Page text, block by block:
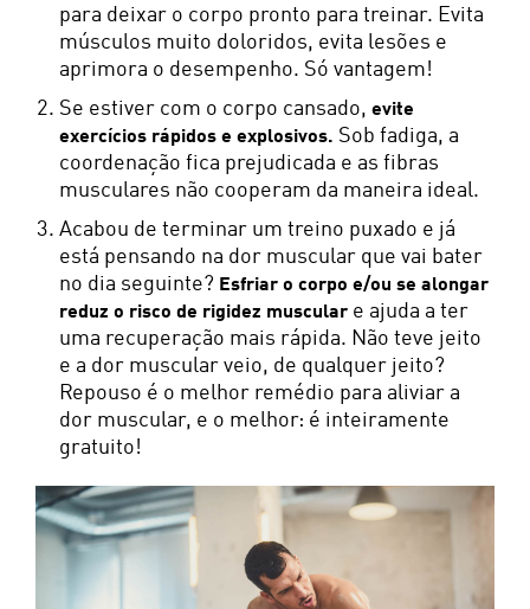
para deixar o corpo pronto para treinar. Evita
músculos muito doloridos, evita lesões e
aprimora o desempenho. Só vantagem!
Se estiver com o corpo cansado, evite
exercícios rápidos e explosivos. Sob fadiga, a
coordenação fica prejudicada e as fibras
musculares não cooperam da maneira ideal.
Acabou de terminar um treino puxado e já
está pensando na dor muscular que vai bater
no dia seguinte? Esfriar o corpo e/ou se alongar
reduz o risco de rigidez muscular e ajuda a ter
uma recuperação mais rápida. Não teve jeito
e a dor muscular veio, de qualquer jeito?
Repouso é o melhor remédio para aliviar a
dor muscular, e o melhor: é inteiramente
gratuito!